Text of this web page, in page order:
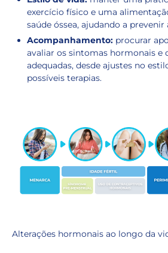
exercício físico e uma
saúde óssea, ajudando a prevenir
Acompanhamento: procurar
avaliar os sintomas hormonais e
adequadas, desde ajustes no
possíveis terapias.
Alterações hormonais ao longo da